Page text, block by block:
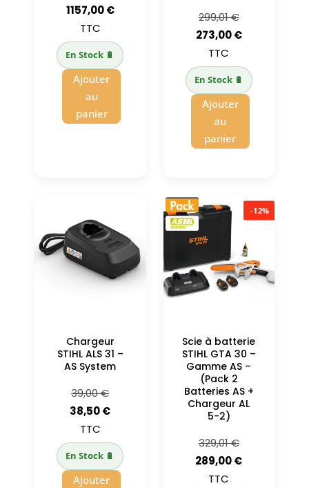
prix
était :
1696,00 €.
1157,00€Le
actuel
est :
TTC
En Stock 🔋
Ajouter
au
panier
299,01€Le
prix
était :
299,01 €.
273,00€Le
actuel
est :
TTC
En Stock 🔋
Ajouter
au
panier
Chargeur
STIHL ALS 31 –
AS System
39,00€Le
prix
était :
39,00 €.
38,50€Le
actuel
est :
TTC
En Stock 🔋
Ajouter
-12%
Scie à batterie
STIHL GTA 30 –
Gamme AS –
(Pack 2
Batteries AS +
Chargeur AL
5-2)
329,01€Le
prix
289,00€Le
TTC